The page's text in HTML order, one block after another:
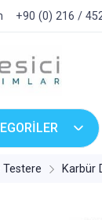
+90 (0) 216 /
Testere Karbür